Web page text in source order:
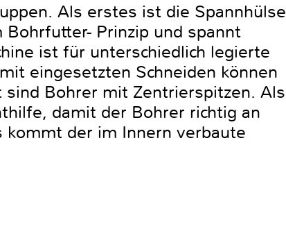
Als erstes ist die Spannhülse
Prinzip und spannt
ist für unterschiedlich legierte
eingesetzten Schneiden können
Bohrer mit Zentrierspitzen. Als
damit der Bohrer richtig an
der im Innern verbaute